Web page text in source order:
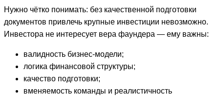
Нужно чётко понимать: без качественной подготовки
документов привлечь крупные инвестиции невозможно.
Инвестора не интересует вера фаундера — ему важны:
валидность бизнес-модели;
логика финансовой структуры;
качество подготовки;
вменяемость команды и реалистичность